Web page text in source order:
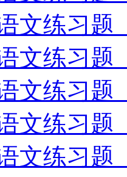
文练习题
文练习题
文练习题
文练习题
文练习题